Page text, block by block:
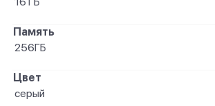
Память
256ГБ
Цвет
серый